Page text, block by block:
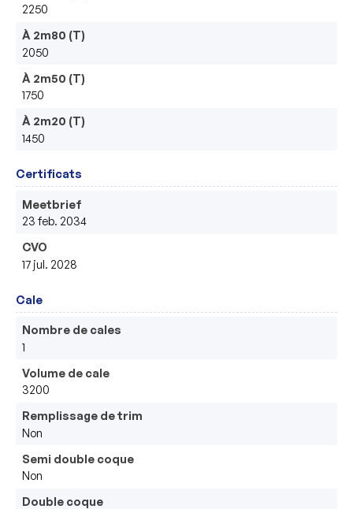
2250
À 2m80 (T)
2050
À 2m50 (T)
1750
À 2m20 (T)
1450
Certificats
Meetbrief
23 feb. 2034
CVO
17 jul. 2028
Cale
Nombre de cales
1
Volume de cale
3200
Remplissage de trim
Non
Semi double coque
Non
Double coque